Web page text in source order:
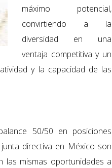
máximo potencial,
convirtiendo a la
diversidad en una
ventaja competitiva y un
y la capacidad de las
50/50 en posiciones
directiva en México son
las mismas oportunidades a